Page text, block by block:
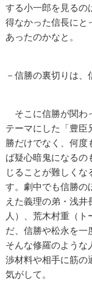
する小一郎を見るの
得なかった信長にと
あったのかなと。
－信勝の裏切りは、
そこに信勝が関わ
テーマにした「豊臣
勝だけでなく、何度
ば疑心暗鬼になるの
じることが難しく
す。劇中でも信勝
えた義理の弟・浅
人）、荒木村重（ト
だ、信勝や松永を一
そんな修羅のような
渉材料や相手に筋の
気がして。